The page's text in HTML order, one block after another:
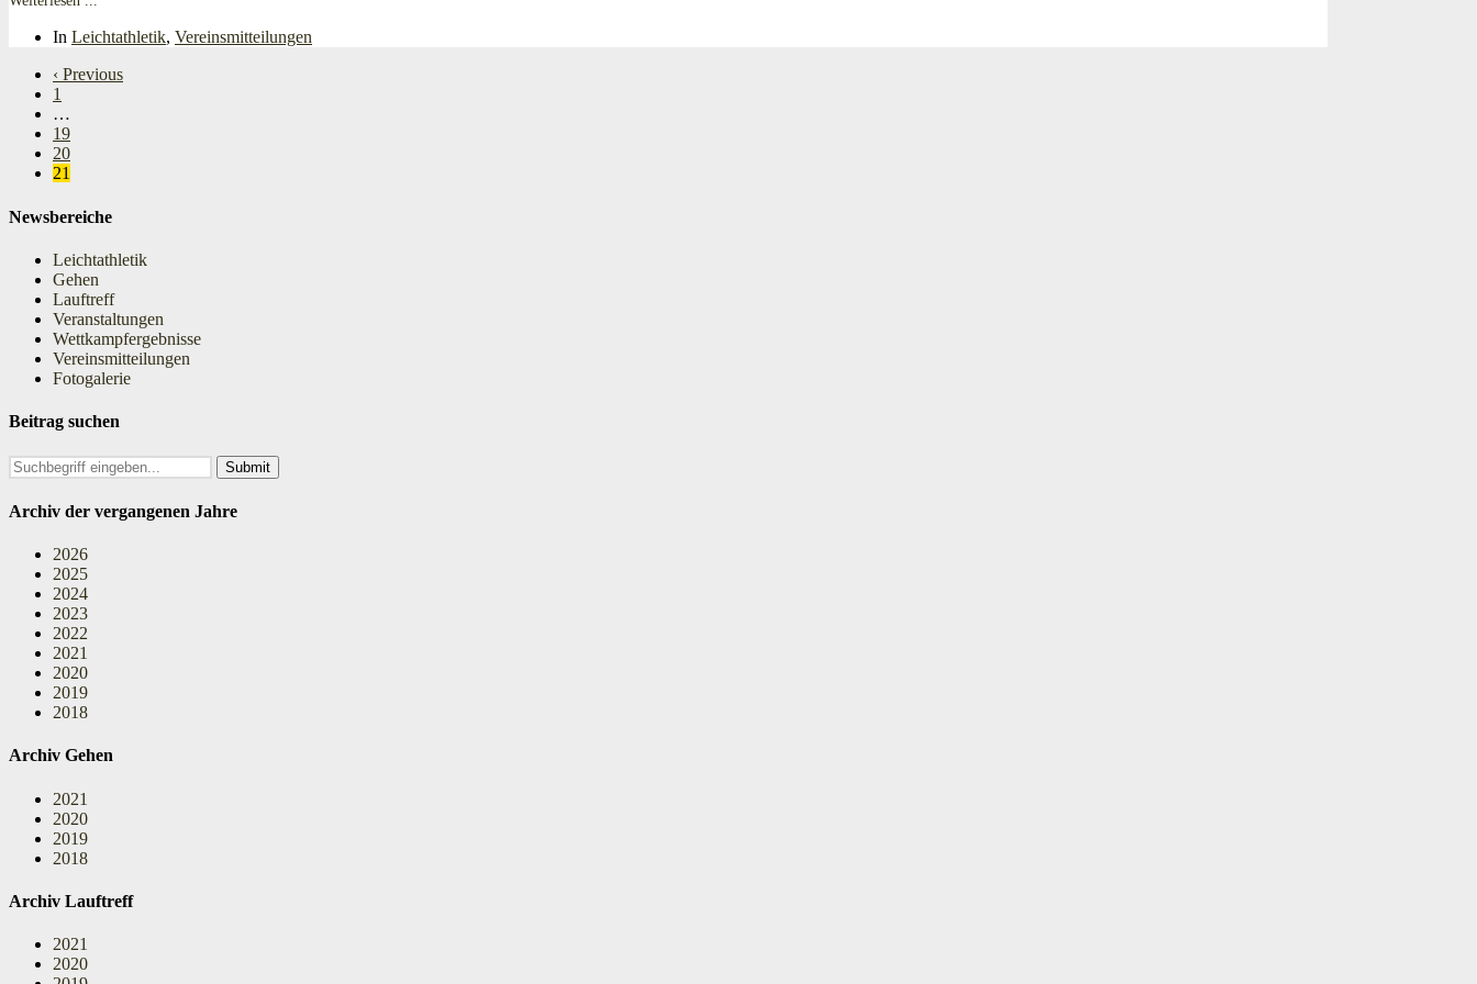
In Leichtathletik, Vereinsmitteilungen
‹ Previous
1
…
19
20
21
Newsbereiche
Leichtathletik
Gehen
Lauftreff
Veranstaltungen
Wettkampfergebnisse
Vereinsmitteilungen
Fotogalerie
Beitrag suchen
Search
Archiv der vergangenen Jahre
2026
2025
2024
2023
2022
2021
2020
2019
2018
Archiv Gehen
2021
2020
2019
2018
Archiv Lauftreff
2021
2020